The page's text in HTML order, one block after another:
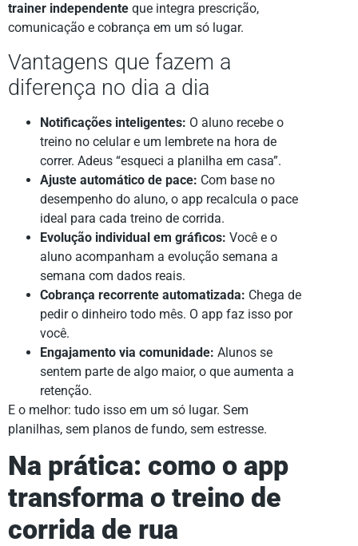
trainer independente que integra prescrição,
comunicação e cobrança em um só lugar.
Vantagens que fazem a
diferença no dia a dia
Notificações inteligentes: O aluno recebe o
treino no celular e um lembrete na hora de
correr. Adeus “esqueci a planilha em casa”.
Ajuste automático de pace: Com base no
desempenho do aluno, o app recalcula o pace
ideal para cada treino de corrida.
Evolução individual em gráficos: Você e o
aluno acompanham a evolução semana a
semana com dados reais.
Cobrança recorrente automatizada: Chega de
pedir o dinheiro todo mês. O app faz isso por
você.
Engajamento via comunidade: Alunos se
sentem parte de algo maior, o que aumenta a
retenção.
E o melhor: tudo isso em um só lugar. Sem
planilhas, sem planos de fundo, sem estresse.
Na prática: como o app
transforma o treino de
corrida de rua